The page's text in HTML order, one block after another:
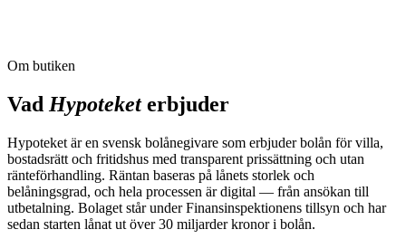
Om butiken
Vad Hypoteketerbjuder
Hypoteket är en svensk bolånegivare som erbjuder bolån för villa,
bostadsrätt och fritidshus med transparent prissättning och utan
ränteförhandling. Räntan baseras på lånets storlek och
belåningsgrad, och hela processen är digital — från ansökan till
utbetalning. Bolaget står under Finansinspektionens tillsyn och har
sedan starten lånat ut över 30 miljarder kronor i bolån.